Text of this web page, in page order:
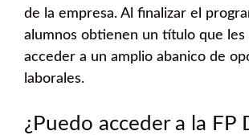
de la empresa. Al finalizar el
alumnos obtienen un título que les
acceder a un amplio abanico de
laborales.
¿Puedo acceder a la FP